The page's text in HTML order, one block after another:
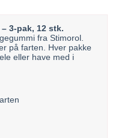
3-pak, 12 stk.
fra Stimorol.
på farten. Hver pakke
eller have med i